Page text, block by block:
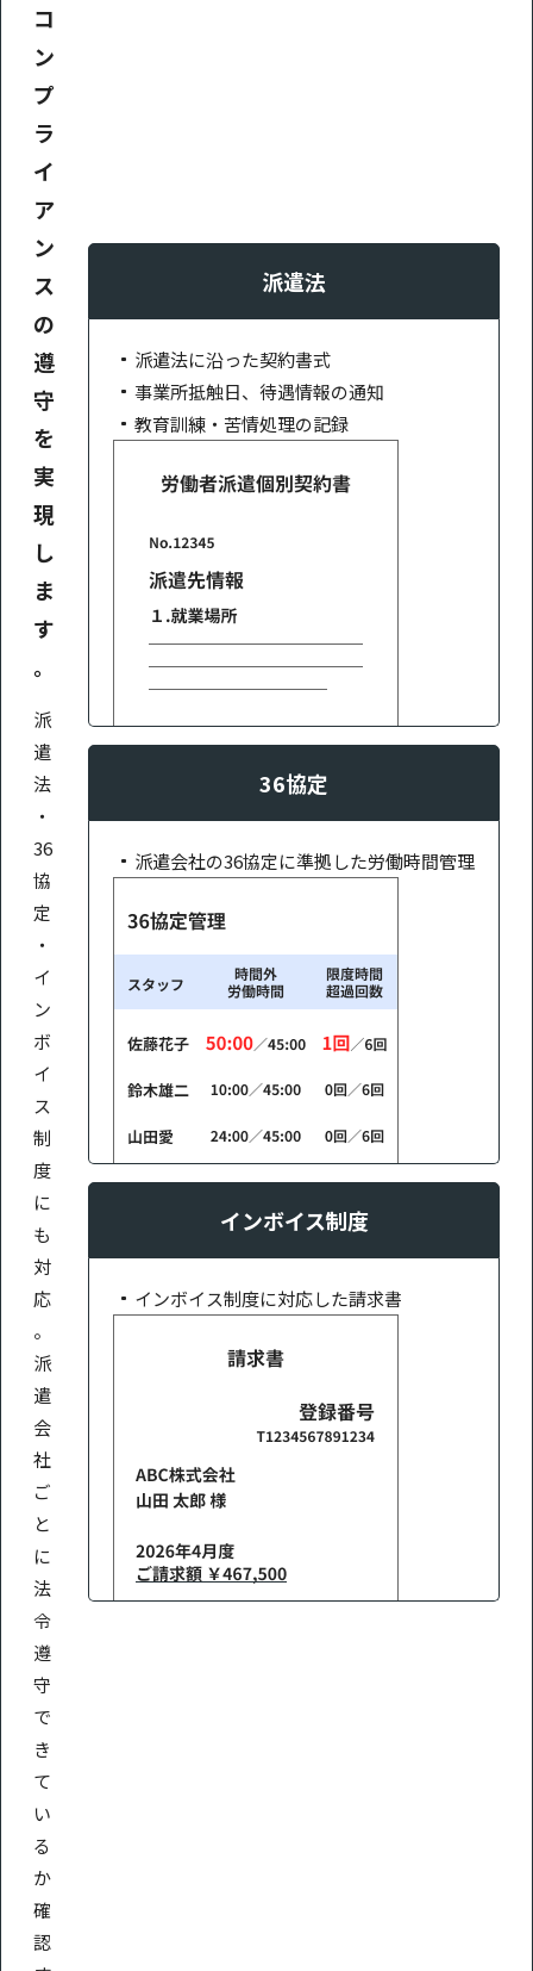
コ
ン
プ
ラ
イ
ア
ン
ス
の
遵
守
を
実
現
し
ま
す
。
派
遣
法
・
36
協
定
・
イ
ン
ボ
イ
ス
制
度
に
も
対
応
。
派
遣
会
社
ご
と
に
法
令
遵
守
で
き
て
い
る
か
確
認
派遣法
派遣法に沿った契約書式
事業所抵触日、待遇情報の通知
教育訓練・苦情処理の記録
36協定
派遣会社の36協定に準拠した労働時間管理
インボイス制度
インボイス制度に対応した請求書